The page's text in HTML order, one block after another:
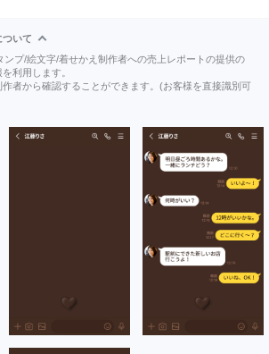
いて
ンプ/絵文字/着せかえ制作者への売上レポートの提供の
利用します。
者から確認することができます。(お客様を直接識別可